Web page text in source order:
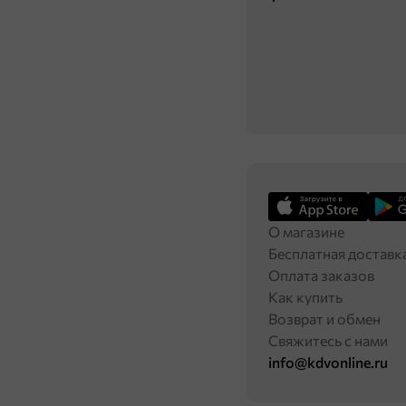
О магазине
Бесплатная
Оплата заказов
Как купить
Возврат и обмен
Свяжитесь с нами
info@kdvonline.ru